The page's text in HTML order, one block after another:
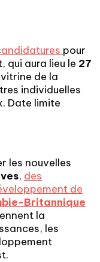
pour
qui aura lieu le 27
de la
individuelles
Date limite
les nouvelles
, des
de
Britannique
la
les